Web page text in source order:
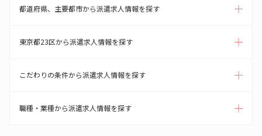
都道府県、主要都市から派遣求人情報を探す
東京都23区から派遣求人情報を探す
こだわりの条件から派遣求人情報を探す
職種・業種から派遣求人情報を探す